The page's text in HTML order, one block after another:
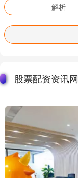
解析
股票配资资讯网